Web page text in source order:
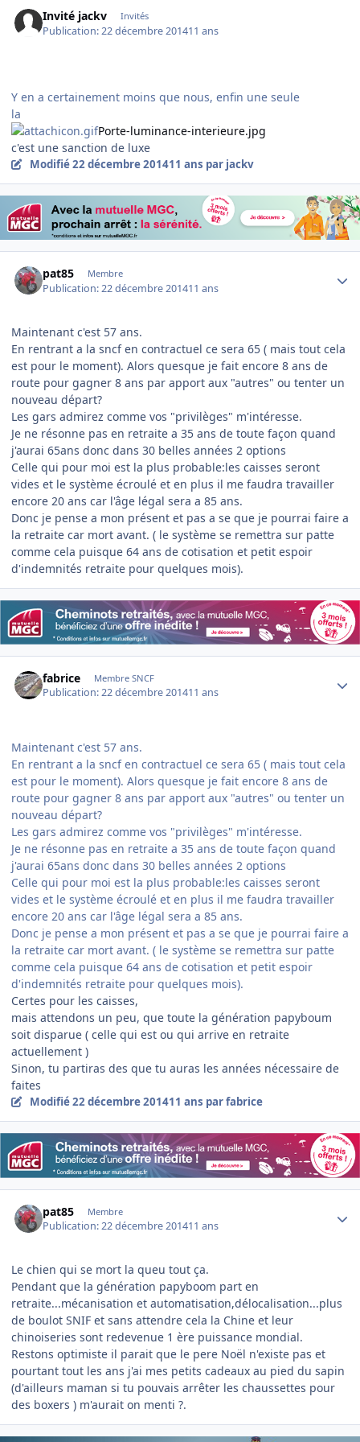
Invité jackv Invités
Publication:22 décembre 201411 ans
Y en a certainement moins que nous, enfin une seule
la
Porte-luminance-interieure.jpg
c'est une sanction de luxe
Modifié22 décembre 201411 ans par jackv
pat85 Membre
Publication:22 décembre 201411 ans
Maintenant c'est 57 ans.
En rentrant a la sncf en contractuel ce sera 65 ( mais tout cela
est pour le moment). Alors quesque je fait encore 8 ans de
route pour gagner 8 ans par apport aux "autres" ou tenter un
nouveau départ?
Les gars admirez comme vos "privilèges" m'intéresse.
Je ne résonne pas en retraite a 35 ans de toute façon quand
j'aurai 65ans donc dans 30 belles années 2 options
Celle qui pour moi est la plus probable:les caisses seront
vides et le système écroulé et en plus il me faudra travailler
encore 20 ans car l'âge légal sera a 85 ans.
Donc je pense a mon présent et pas a se que je pourrai faire a
la retraite car mort avant. ( le système se remettra sur patte
comme cela puisque 64 ans de cotisation et petit espoir
d'indemnités retraite pour quelques mois).
fabrice Membre SNCF
Publication:22 décembre 201411 ans
Maintenant c'est 57 ans.
En rentrant a la sncf en contractuel ce sera 65 ( mais tout cela
est pour le moment). Alors quesque je fait encore 8 ans de
route pour gagner 8 ans par apport aux "autres" ou tenter un
nouveau départ?
Les gars admirez comme vos "privilèges" m'intéresse.
Je ne résonne pas en retraite a 35 ans de toute façon quand
j'aurai 65ans donc dans 30 belles années 2 options
Celle qui pour moi est la plus probable:les caisses seront
vides et le système écroulé et en plus il me faudra travailler
encore 20 ans car l'âge légal sera a 85 ans.
Donc je pense a mon présent et pas a se que je pourrai faire a
la retraite car mort avant. ( le système se remettra sur patte
comme cela puisque 64 ans de cotisation et petit espoir
d'indemnités retraite pour quelques mois).
Certes pour les caisses,
mais attendons un peu, que toute la génération papyboum
soit disparue ( celle qui est ou qui arrive en retraite
actuellement )
Sinon, tu partiras des que tu auras les années nécessaire de
faites
Modifié22 décembre 201411 ans par fabrice
pat85 Membre
Publication:22 décembre 201411 ans
Le chien qui se mort la queu tout ça.
Pendant que la génération papyboom part en
retraite...mécanisation et automatisation,délocalisation...plus
de boulot SNIF et sans attendre cela la Chine et leur
chinoiseries sont redevenue 1 ère puissance mondial.
Restons optimiste il parait que le pere Noël n'existe pas et
pourtant tout les ans j'ai mes petits cadeaux au pied du sapin
(d'ailleurs maman si tu pouvais arrêter les chaussettes pour
des boxers ) m'aurait on menti ?.